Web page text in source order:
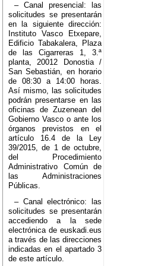
– Canal presencial: las
solicitudes se presentarán
en la siguiente dirección:
Instituto Vasco Etxepare,
Edificio Tabakalera, Plaza
de las Cigarreras 1, 3.ª
planta, 20012 Donostia /
San Sebastián, en horario
de 08:30 a 14:00 horas.
Así mismo, las solicitudes
podrán presentarse en las
oficinas de Zuzenean del
Gobierno Vasco o ante los
órganos previstos en el
artículo 16.4 de la Ley
39/2015, de 1 de octubre,
del Procedimiento
Administrativo Común de
las Administraciones
Públicas.
– Canal electrónico: las
solicitudes se presentarán
accediendo a la sede
electrónica de euskadi.eus
a través de las direcciones
indicadas en el apartado 3
de este artículo.